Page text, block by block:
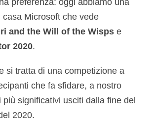
preferenza: oggi abbiamo una
Microsoft che vede
and the Will of the Wisps e
2020.
si tratta di una competizione a
che fa sfidare, a nostro
più significativi usciti dalla fine del
2020.